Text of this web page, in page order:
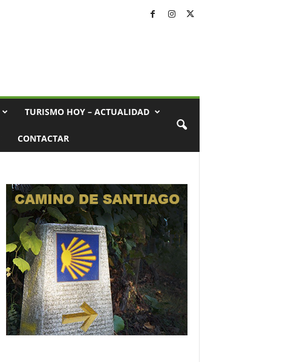
TURISMO HOY – ACTUALIDAD
CONTACTAR